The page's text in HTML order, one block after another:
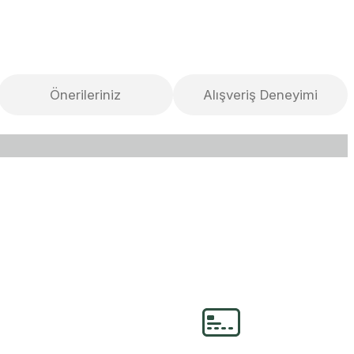
Önerileriniz Alışveriş Deneyimi